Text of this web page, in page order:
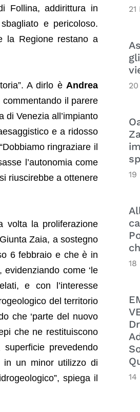
Follina, addirittura in
e pericoloso.
la Regione restano a
A dirlo è Andrea
il parere
di Venezia all’impianto
e a ridosso
ringraziare il
l’autonomia come
riuscirebbe a ottenere
volta la proliferazione
Zaia, a sostegno
6 febbraio e che è in
come ‘le
e con l’interesse
del territorio
che ‘parte del nuovo
che ne restituiscono
prevedendo
in un minor utilizzo di
spiega il
19
18
14